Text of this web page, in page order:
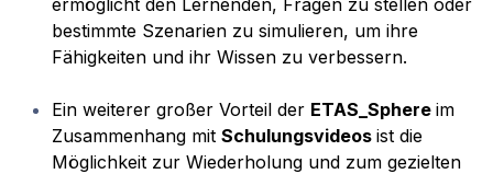
bestimmte Szenarien zu simulieren, um ihre
Fähigkeiten und ihr Wissen zu verbessern.
Ein weiterer großer Vorteil der ETAS_Sphere im
Zusammenhang mit Schulungsvideos ist die
Möglichkeit zur Wiederholung und zum gezielten